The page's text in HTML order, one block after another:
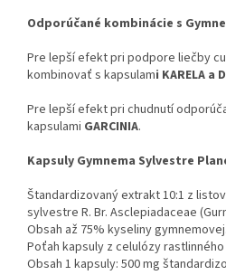
Odporúčané kombinácie s
Pre lepší efekt pri podpore liečby
kombinovať s kapsulami KARELA a
Pre lepší efekt pri chudnutí
kapsulami GARCINIA.
Kapsuly Gymnema Sylvestre
Štandardizovaný extrakt 10:1 z
sylvestre R. Br. Asclepiadaceae
Obsah až 75% kyseliny gymnemovej.
Poťah kapsuly z celulózy
Obsah 1 kapsuly: 500 mg